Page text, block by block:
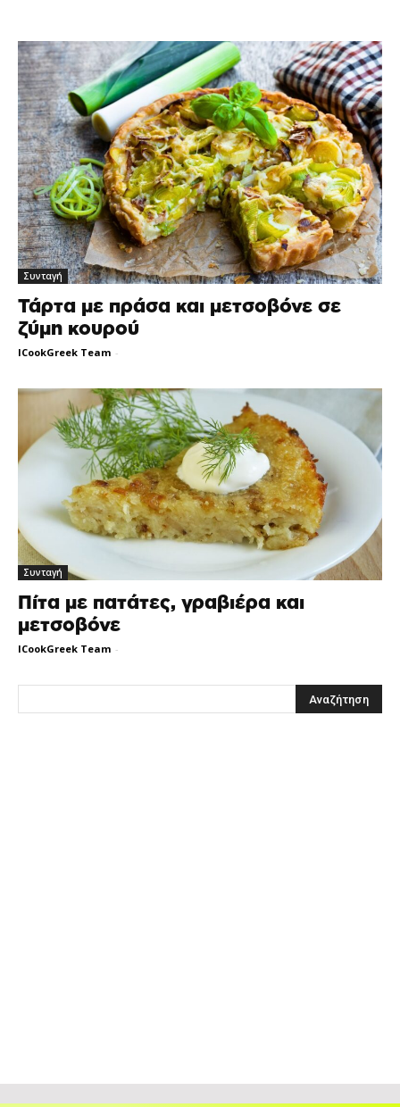
Συνταγή
Τάρτα με πράσα και μετσοβόνε σε
ζύμη κουρού
ICookGreek Team -
Συνταγή
Πίτα με πατάτες, γραβιέρα και
μετσοβόνε
ICookGreek Team -